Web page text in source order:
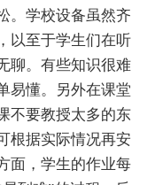
。学校设备虽然齐
以至于学生们在听
聊。有些知识很难
易懂。另外在课堂
不要教授太多的东
根据实际情况再安
面，学生的作业每